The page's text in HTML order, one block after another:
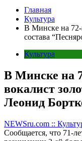
Главная
Культура
В Минске на 72-
состава
Культура
В Минске на
вокалист
Леонид
NEWSru.com ::
Сообщается, что 71-